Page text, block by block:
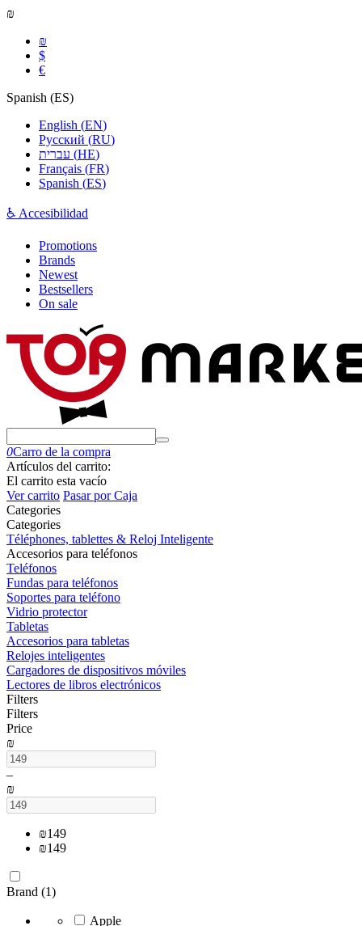
₪
₪
$
€
Spanish (ES)
English (EN)
Русский (RU)
(HE)
Français (FR)
Spanish (ES)
♿ Accesibilidad
Promotions
Brands
Newest
Bestsellers
On sale
0Carro de la compra
Artículos del carrito:
El carrito esta vacío
Ver carrito Pasar por Caja
Сategories
Сategories
Téléphones, tablettes & Reloj Inteligente
Accesorios para teléfonos
Teléfonos
Fundas para teléfonos
Soportes para teléfono
Vidrio protector
Tabletas
Accesorios para tabletas
Relojes inteligentes
Cargadores de dispositivos móviles
Lectores de libros electrónicos
Filters
Filters
Price
₪
–
₪
₪149
₪149
Brand (1)
Apple